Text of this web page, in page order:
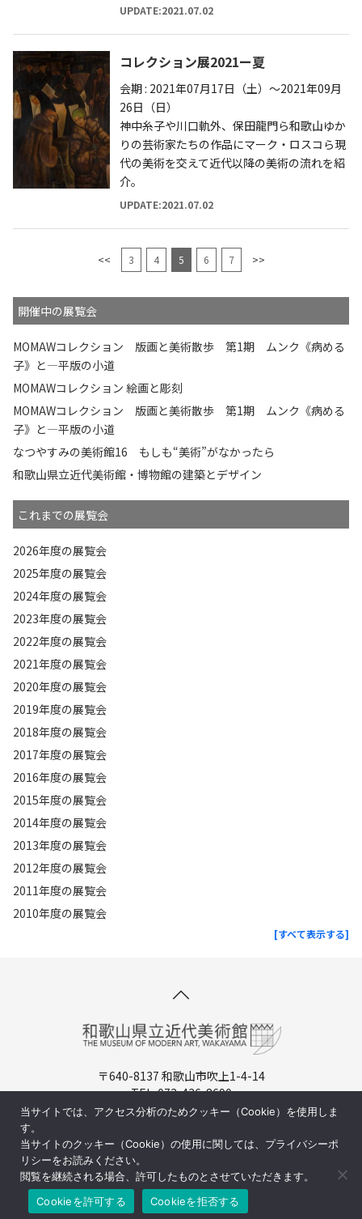
UPDATE:2021.07.02
コレクション展2021ー夏
会期 : 2021年07月17日（土）～2021年09月
26日（日）
神中糸子や川口軌外、保田龍門ら和歌山ゆか
りの芸術家たちの作品にマーク・ロスコら現
代の美術を交えて近代以降の美術の流れを紹
介。
UPDATE:2021.07.02
<< 3 4 5 6 7 >>
開催中の展覧会
MOMAWコレクション 版画と美術散歩 第1期 ムンク《病める
子》と—平版の小道
MOMAWコレクション 絵画と彫刻
MOMAWコレクション 版画と美術散歩 第1期 ムンク《病める
子》と—平版の小道
なつやすみの美術館16 もしも“美術”がなかったら
和歌山県立近代美術館・博物館の建築とデザイン
これまでの展覧会
2026年度の展覧会
2025年度の展覧会
2024年度の展覧会
2023年度の展覧会
2022年度の展覧会
2021年度の展覧会
2020年度の展覧会
2019年度の展覧会
2018年度の展覧会
2017年度の展覧会
2016年度の展覧会
2015年度の展覧会
2014年度の展覧会
2013年度の展覧会
2012年度の展覧会
2011年度の展覧会
2010年度の展覧会
[すべて表示する]
〒640-8137 和歌山市吹上1-4-14
TEL. 073-436-8690
開館時間：9:30-17:00（入場は16:30まで）
周辺マップ／交通アクセス
当サイトでは、アクセス分析のためクッキー（Cookie）を使用しま
す。
当サイトのクッキー（Cookie）の使用に関しては、プライバシーポ
リシーをお読みください。
閲覧を継続される場合、許可したものとさせていただきます。
Cookieを許可する
Cookieを拒否する